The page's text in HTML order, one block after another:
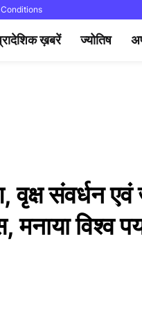
ख़बरें ज्योतिष
वृक्ष संवर्धन
विश्व